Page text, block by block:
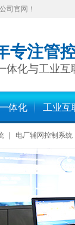
司官网！
专注管
体化与工业
体化 工业互
电厂辅网控制系统